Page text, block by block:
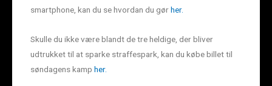
smartphone, kan du se hvordan du gørher.
Skulle du ikke være blandt de tre heldige, der bliver
udtrukket til at sparke straffespark, kan du købe billet til
søndagens kamp her.